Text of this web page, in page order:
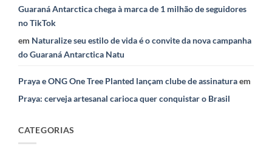
Guaraná Antarctica chega à marca de 1 milhão de seguidores
no TikTok
em Naturalize seu estilo de vida é o convite da nova campanha
do Guaraná Antarctica Natu
Praya e ONG One Tree Planted lançam clube de assinaturaem
Praya: cerveja artesanal carioca quer conquistar o Brasil
CATEGORIAS